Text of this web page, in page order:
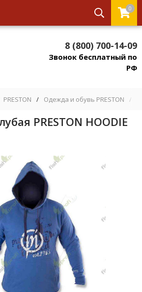
0
8 (800) 700-14-09
Звонок бесплатный по
РФ
PRESTON / Одежда и обувь PRESTON /
PRESTON HOODIE